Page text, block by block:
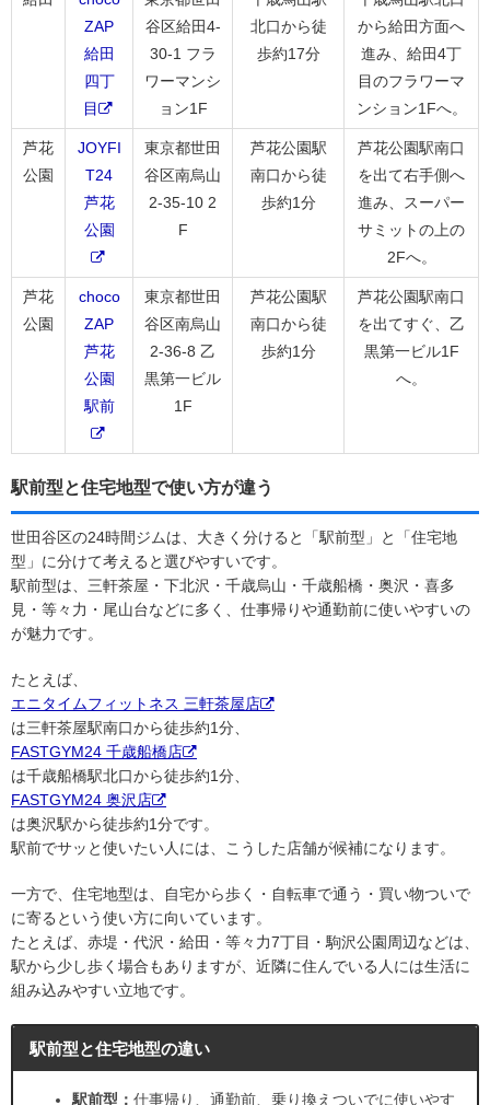
ZAP
給田
四丁
目
谷区給田4-
30-1 フラ
ワーマンシ
ョン1F
北口から徒
歩約17分
から給田方面へ
進み、給田4丁
目のフラワーマ
ンション1Fへ。
芦花
公園
JOYFI
T24
芦花
公園
東京都世田
谷区南烏山
2-35-10 2
F
芦花公園駅
南口から徒
歩約1分
芦花公園駅南口
を出て右手側へ
進み、スーパー
サミットの上の
2Fへ。
芦花
公園
choco
ZAP
芦花
公園
駅前
東京都世田
谷区南烏山
2-36-8 乙
黒第一ビル
1F
芦花公園駅
南口から徒
歩約1分
芦花公園駅南口
を出てすぐ、乙
黒第一ビル1F
へ。
駅前型と住宅地型で使い方が違う
世田谷区の24時間ジムは、大きく分けると「駅前型」と「住宅地
型」に分けて考えると選びやすいです。
駅前型は、三軒茶屋・下北沢・千歳烏山・千歳船橋・奥沢・喜多
見・等々力・尾山台などに多く、仕事帰りや通勤前に使いやすいの
が魅力です。
たとえば、
エニタイムフィットネス 三軒茶屋店
は三軒茶屋駅南口から徒歩約1分、
FASTGYM24 千歳船橋店
は千歳船橋駅北口から徒歩約1分、
FASTGYM24 奥沢店
は奥沢駅から徒歩約1分です。
駅前でサッと使いたい人には、こうした店舗が候補になります。
一方で、住宅地型は、自宅から歩く・自転車で通う・買い物ついで
に寄るという使い方に向いています。
たとえば、赤堤・代沢・給田・等々力7丁目・駒沢公園周辺などは、
駅から少し歩く場合もありますが、近隣に住んでいる人には生活に
組み込みやすい立地です。
駅前型と住宅地型の違い
駅前型： 仕事帰り、通勤前、乗り換えついでに使いやす